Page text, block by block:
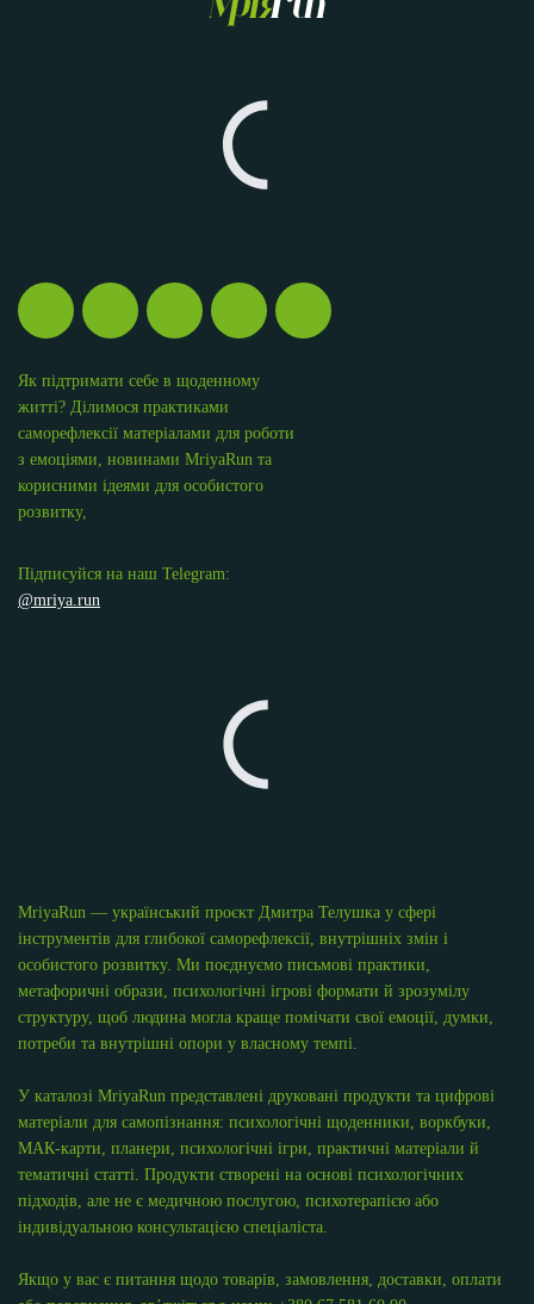
Як підтримати себе в щоденному
житті? Ділимося практиками
саморефлексії матеріалами для роботи
з емоціями, новинами MriyaRun та
корисними ідеями для особистого
розвитку,
Підписуйся на наш Telegram:
@mriya.run
MriyaRun — український проєкт Дмитра Телушка у сфері
інструментів для глибокої саморефлексії, внутрішніх змін і
особистого розвитку. Ми поєднуємо письмові практики,
метафоричні образи, психологічні ігрові формати й зрозумілу
структуру, щоб людина могла краще помічати свої емоції, думки,
потреби та внутрішні опори у власному темпі.
У каталозі MriyaRun представлені друковані продукти та цифрові
матеріали для самопізнання: психологічні щоденники, воркбуки,
МАК-карти, планери, психологічні ігри, практичні матеріали й
тематичні статті. Продукти створені на основі психологічних
підходів, але не є медичною послугою, психотерапією або
індивідуальною консультацією спеціаліста.
Якщо у вас є питання щодо товарів, замовлення, доставки, оплати